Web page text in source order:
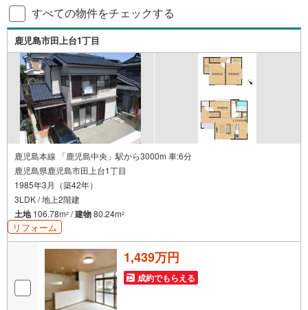
すべての物件をチェックする
鹿児島市田上台1丁目
鹿児島本線 「鹿児島中央」駅から3000m 車:6分
鹿児島県鹿児島市田上台1丁目
1985年3月（築42年）
3LDK / 地上2階建
土地106.78m2 /建物80.24m2
リフォーム
1,439万円
成約でもらえる